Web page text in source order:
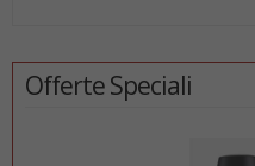
Offerte Speciali